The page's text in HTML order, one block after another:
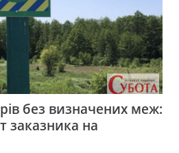
без визначених меж:
заказника на